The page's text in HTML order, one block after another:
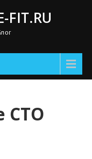
FIT.RU
СТО